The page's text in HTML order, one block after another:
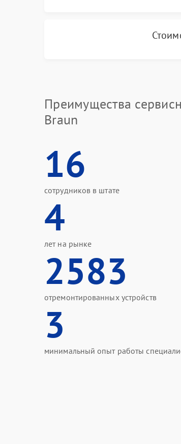
Преимущества
Braun
16
сотрудников в штате
4
лет на рынке
2583
отремонтированных устройств
3
минимальный опыт работы